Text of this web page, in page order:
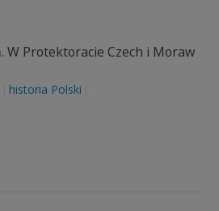
W Protektoracie Czech i Moraw
historia Polski